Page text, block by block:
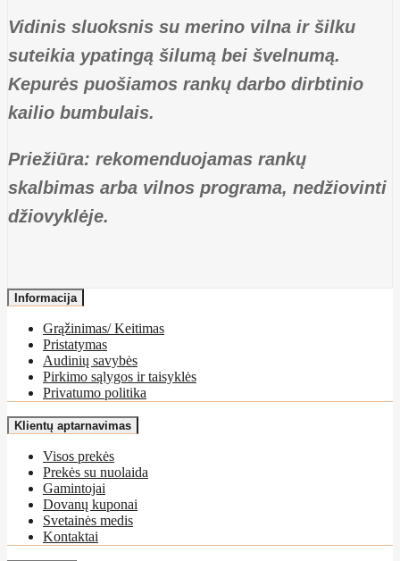
Vidinis sluoksnis su merino vilna ir šilku
suteikia ypatingą šilumą bei švelnumą.
Kepurės puošiamos rankų darbo dirbtinio
kailio bumbulais.
Priežiūra: rekomenduojamas rankų
skalbimas arba vilnos programa, nedžiovinti
džiovyklėje.
Informacija
Grąžinimas/ Keitimas
Pristatymas
Audinių savybės
Pirkimo sąlygos ir taisyklės
Privatumo politika
Klientų aptarnavimas
Visos prekės
Prekės su nuolaida
Gamintojai
Dovanų kuponai
Svetainės medis
Kontaktai